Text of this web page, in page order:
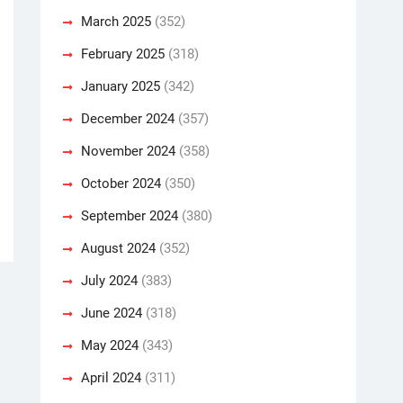
March 2025 (352)
February 2025 (318)
January 2025 (342)
December 2024 (357)
November 2024 (358)
October 2024 (350)
September 2024 (380)
August 2024 (352)
July 2024 (383)
June 2024 (318)
May 2024 (343)
April 2024 (311)